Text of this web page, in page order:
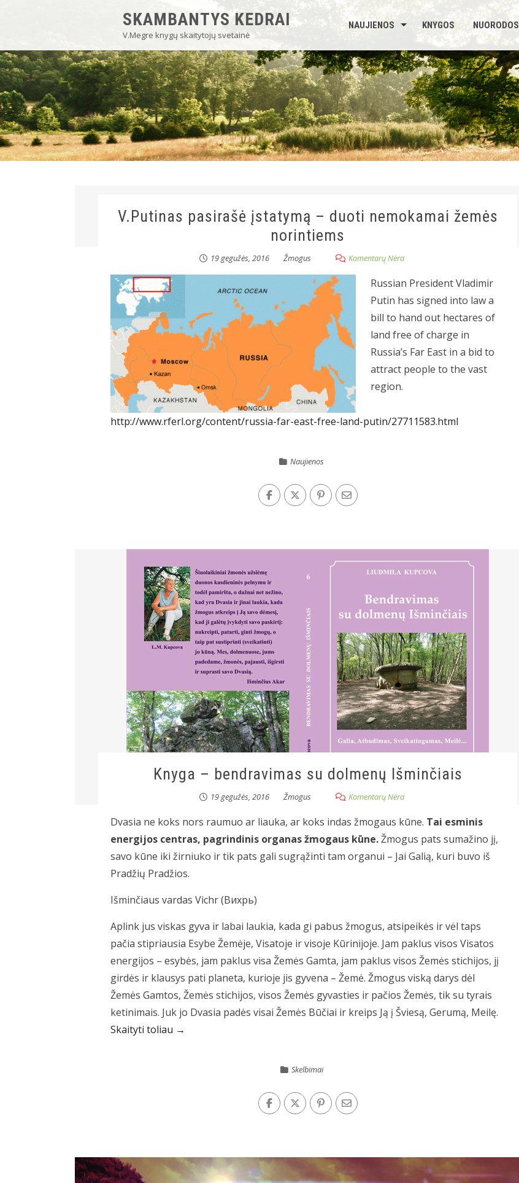
SKAMBANTYS KEDRAI
V.Megre knygų skaitytojų svetainė
NAUJIENOS KNYGOS NUORODOS
V.Putinas pasirašė įstatymą – duoti nemokamai žemės
norintiems
19 gegužės, 2016 Žmogus Komentarų Nėra
Russian President Vladimir
Putin has signed into law a
bill to hand out hectares of
land free of charge in
Russia’s Far East in a bid to
attract people to the vast
region.
http://www.rferl.org/content/russia-far-east-free-land-putin/27711583.html
Naujienos
Knyga – bendravimas su dolmenų Išminčiais
19 gegužės, 2016 Žmogus Komentarų Nėra
Dvasia ne koks nors raumuo ar liauka, ar koks indas žmogaus kūne. Tai esminis
energijos centras, pagrindinis organas žmogaus kūne.Žmogus pats sumažino jį,
savo kūne iki žirniuko ir tik pats gali sugrąžinti tam organui – Jai Galią, kuri buvo iš
Pradžių Pradžios.
Išminčiaus vardas Vichr (Вихрь)
Aplink jus viskas gyva ir labai laukia, kada gi pabus žmogus, atsipeikės ir vėl taps
pačia stipriausia Esybe Žemėje, Visatoje ir visoje Kūrinijoje. Jam paklus visos Visatos
energijos – esybės, jam paklus visa Žemės Gamta, jam paklus visos Žemės stichijos, jį
girdės ir klausys pati planeta, kurioje jis gyvena – Žemė. Žmogus viską darys dėl
Žemės Gamtos, Žemės stichijos, visos Žemės gyvasties ir pačios Žemės, tik su tyrais
ketinimais. Juk jo Dvasia padės visai Žemės Būčiai ir kreips Ją į Šviesą, Gerumą, Meilę.
Skaityti toliau →
Skelbimai